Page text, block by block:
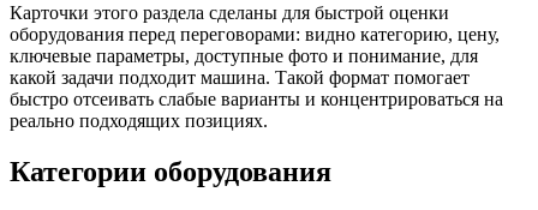
Карточки этого раздела сделаны для быстрой оценки
оборудования перед переговорами: видно категорию, цену,
ключевые параметры, доступные фото и понимание, для
какой задачи подходит машина. Такой формат помогает
быстро отсеивать слабые варианты и концентрироваться на
реально подходящих позициях.
Категории оборудования